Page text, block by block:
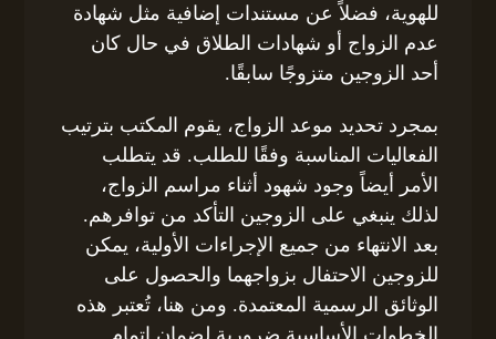
للهوية، فضلاً عن مستندات إضافية مثل شهادة
عدم الزواج أو شهادات الطلاق في حال كان
أحد الزوجين متزوجًا سابقًا.
بمجرد تحديد موعد الزواج، يقوم المكتب بترتيب
الفعاليات المناسبة وفقًا للطلب. قد يتطلب
الأمر أيضاً وجود شهود أثناء مراسم الزواج،
لذلك ينبغي على الزوجين التأكد من توافرهم.
بعد الانتهاء من جميع الإجراءات الأولية، يمكن
للزوجين الاحتفال بزواجهما والحصول على
الوثائق الرسمية المعتمدة. ومن هنا، تُعتبر هذه
الخطوات الأساسية ضرورية لضمان إتمام